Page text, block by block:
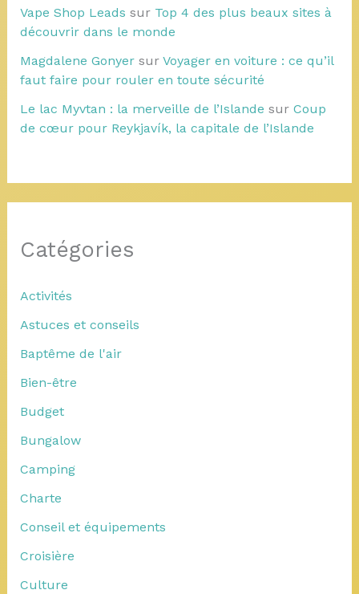
Vape Shop Leads sur Top 4 des plus beaux sites à
découvrir dans le monde
Magdalene Gonyersur Voyager en voiture : ce qu’il
faut faire pour rouler en toute sécurité
Le lac Myvtan : la merveille de l’Islande sur Coup
de cœur pour Reykjavík, la capitale de l’Islande
Catégories
Activités
Astuces et conseils
Baptême de l'air
Bien-être
Budget
Bungalow
Camping
Charte
Conseil et équipements
Croisière
Culture